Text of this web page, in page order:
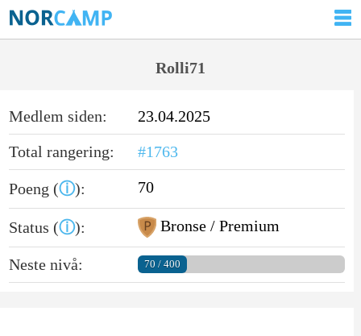
Rolli71
Medlem siden:
23.04.2025
Total rangering:
#1763
Poeng (ⓘ): 70
Status (ⓘ): Bronse / Premium
Neste nivå: 70 / 400